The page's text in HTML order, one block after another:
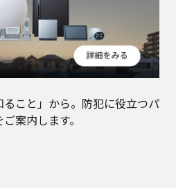
こと」から。防犯に役立つパ
案内します。